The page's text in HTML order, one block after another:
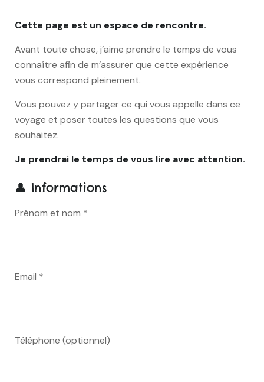
Cette page est un espace de rencontre.
Avant toute chose, j’aime prendre le temps de vous
connaître afin de m’assurer que cette expérience
vous correspond pleinement.
Vous pouvez y partager ce qui vous appelle dans ce
voyage et poser toutes les questions que vous
souhaitez.
Je prendrai le temps de vous lire avec attention.
👤 Informations
Prénom et nom *
Email *
Téléphone (optionnel)